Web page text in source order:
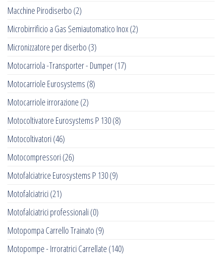
Macchine Pirodiserbo (2)
Microbirrificio a Gas Semiautomatico Inox(2)
Micronizzatore per diserbo (3)
Motocarriola -Transporter - Dumper(17)
Motocarriole Eurosystems (8)
Motocarriole irrorazione (2)
Motocoltivatore Eurosystems P 130(8)
Motocoltivatori (46)
Motocompressori (26)
Motofalciatrice Eurosystems P 130(9)
Motofalciatrici (21)
Motofalciatrici professionali (0)
Motopompa Carrello Trainato (9)
Motopompe - Irroratrici Carrellate (140)